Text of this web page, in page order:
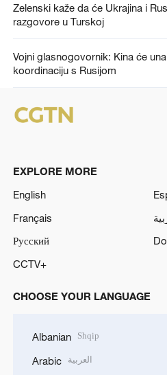
Zelenski kaže da će Ukrajina i
razgovore u Turskoj
Vojni glasnogovornik: Kina će
koordinaciju s Rusijom
EXPLORE MORE
English
Français
Русский
CCTV+
CHOOSE YOUR LANGUAGE
Albanian Shqip
Arabic العربية